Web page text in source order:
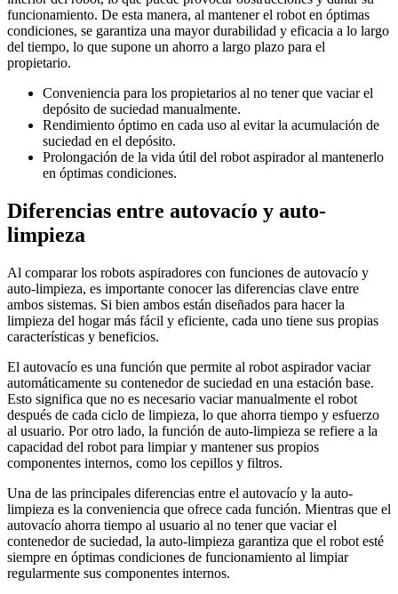
funcionamiento. De esta manera, al mantener el robot en óptimas
condiciones, se garantiza una mayor durabilidad y eficacia a lo largo
del tiempo, lo que supone un ahorro a largo plazo para el
propietario.
Conveniencia para los propietarios al no tener que vaciar el
depósito de suciedad manualmente.
Rendimiento óptimo en cada uso al evitar la acumulación de
suciedad en el depósito.
Prolongación de la vida útil del robot aspirador al mantenerlo
en óptimas condiciones.
Diferencias entre autovacío y auto-
limpieza
Al comparar los robots aspiradores con funciones de autovacío y
auto-limpieza, es importante conocer las diferencias clave entre
ambos sistemas. Si bien ambos están diseñados para hacer la
limpieza del hogar más fácil y eficiente, cada uno tiene sus propias
características y beneficios.
El autovacío es una función que permite al robot aspirador vaciar
automáticamente su contenedor de suciedad en una estación base.
Esto significa que no es necesario vaciar manualmente el robot
después de cada ciclo de limpieza, lo que ahorra tiempo y esfuerzo
al usuario. Por otro lado, la función de auto-limpieza se refiere a la
capacidad del robot para limpiar y mantener sus propios
componentes internos, como los cepillos y filtros.
Una de las principales diferencias entre el autovacío y la auto-
limpieza es la conveniencia que ofrece cada función. Mientras que el
autovacío ahorra tiempo al usuario al no tener que vaciar el
contenedor de suciedad, la auto-limpieza garantiza que el robot esté
siempre en óptimas condiciones de funcionamiento al limpiar
regularmente sus componentes internos.